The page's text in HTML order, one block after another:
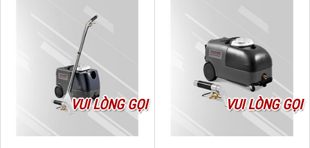
VUI LÒNG GỌI VUI LÒNG GỌI